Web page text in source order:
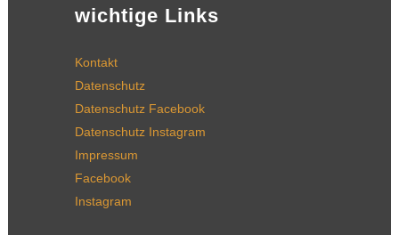
wichtige Links
Kontakt
Datenschutz
Datenschutz Facebook
Datenschutz Instagram
Impressum
Facebook
Instagram